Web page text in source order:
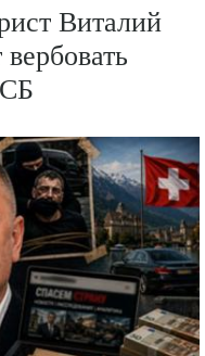
Виталий